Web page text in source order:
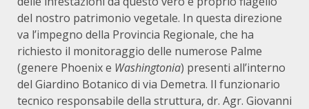
del nostro patrimonio vegetale. In questa direzione
va l’impegno della Provincia Regionale, che ha
richiesto il monitoraggio delle numerose Palme
(genere Phoenix e Washingtonia) presenti all’interno
del Giardino Botanico di via Demetra. Il funzionario
tecnico responsabile della struttura, dr. Agr. Giovanni